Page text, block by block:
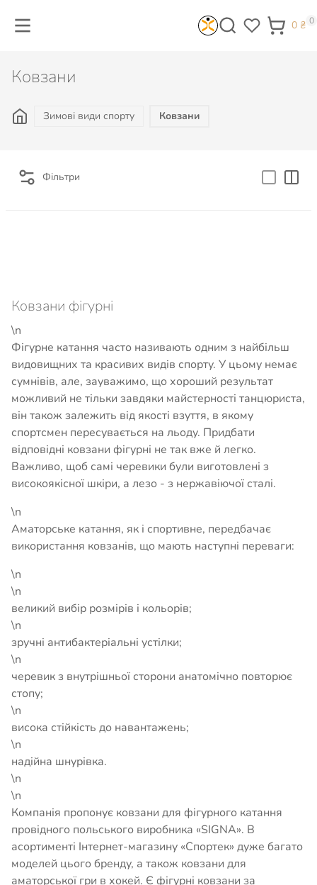
0 ₴ 0
Ковзани
Зимові види спорту Ковзани
Фільтри
Ковзани фігурні
\n
Фігурне катання часто називають одним з найбільш
видовищних та красивих видів спорту. У цьому немає
сумнівів, але, зауважимо, що хороший результат
можливий не тільки завдяки майстерності танцюриста,
він також залежить від якості взуття, в якому
спортсмен пересувається на льоду. Придбати
відповідні ковзани фігурні не так вже й легко.
Важливо, щоб самі черевики були виготовлені з
високоякісної шкіри, а лезо - з нержавіючої сталі.
\n
Аматорське катання, як і спортивне, передбачає
використання ковзанів, що мають наступні переваги:
\n
\n
великий вибір розмірів і кольорів;
\n
зручні антибактеріальні устілки;
\n
черевик з внутрішньої сторони анатомічно повторює
стопу;
\n
висока стійкість до навантажень;
\n
надійна шнурівка.
\n
\n
Компанія пропонує ковзани для фігурного катання
провідного польського виробника «SIGNA». В
асортименті Інтернет-магазину «Спортек» дуже багато
моделей цього бренду, а також ковзани для
аматорської гри в хокей. Є фігурні ковзани за